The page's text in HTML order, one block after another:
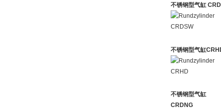
不锈钢型气缸
不锈钢型气缸
不锈钢型气缸
CRDNG